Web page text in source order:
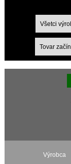
Výrobca